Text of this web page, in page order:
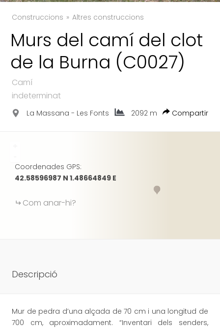
Construccions Altres construccions
Murs del camí del clot
de la Burna (C0027)
Camí
indeterminat
La Massana - Les Fonts 2092 m Compartir
TWITTER
FACEBOOK
GOOGLE
Coordenades GPS:
42.58596987 N 1.48664849 E
Com anar-hi?
Descripció
Mur de pedra d’una alçada de 70 cm i una longitud de
700 cm, aproximadament. “Inventari dels senders,